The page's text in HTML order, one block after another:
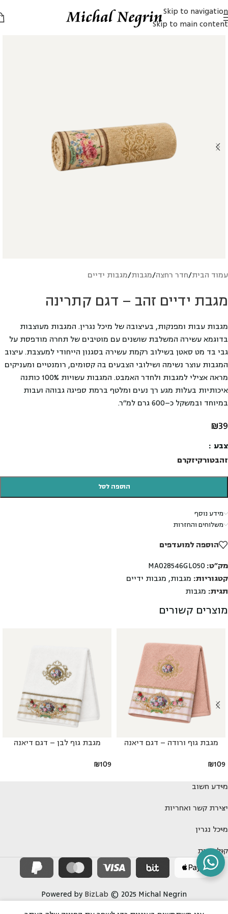
Skip to navigation
Skip to main content
עמוד הבית/חדר רחצה/מגבות/מגבות ידיים
מגבת ידיים זהב – דגם קתרינה
₪39
מגבות עבות ומפנקות, בעיצובה של מיכל נגרין. המגבות מעוצבות
בדוגמא עשירה המשלבת שושנים עם מוטיבים של תחרה מודפסת על
גבי בד מט סאטן בשילוב רקמת עשירה בסגנון הייחודי למעצבת. עיצוב
המגבות עוצר נשימה ושילובי הצבעים בה קסומים, רומנטיים ומעניקים
מראה אצילי למגבות ולחדר האמבט. המגבות עשויות 100% כותנה
איכותיות בעלות מגע רך נעים ומלטף ברמת ספיגה גבוהה ועבות
במיוחד ובמשקל כ–600 גרם למ׳׳ר.
צבע
זהבטורקיזקרם
הוספה לסל
הוספה למועדפים
מידע נוסף
משלוחים והחזרות
מק"ט:MA028546GL050
קטגוריות: מגבות, מגבות ידיים
תגית: מגבות
מוצרים קשורים
מגבת גוף ורודה – דגם דיאנה
₪109
מגבת גוף לבן – דגם דיאנה
₪109
מידע חשוב
יצירת קשר ואחריות
מיכל נגרין
קולקציות
Powered by BizLab © 2025 Michal Negrin